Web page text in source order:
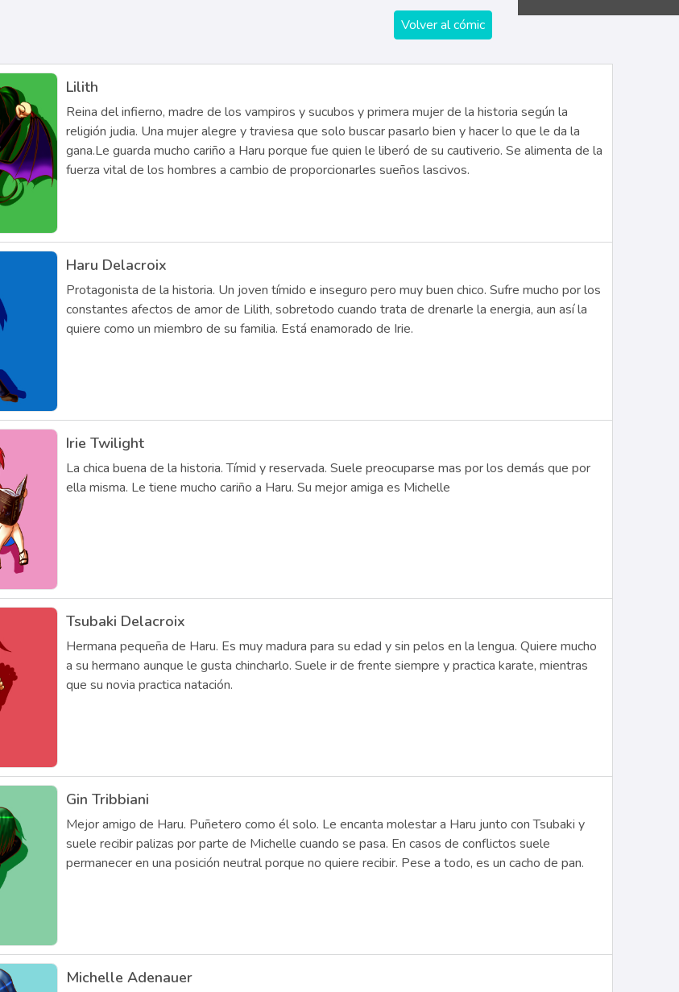
Volver al cómic
Lilith
Reina del infierno, madre de los vampiros y sucubos y primera mujer de la historia según la
religión judia. Una mujer alegre y traviesa que solo buscar pasarlo bien y hacer lo que le da la
gana.Le guarda mucho cariño a Haru porque fue quien le liberó de su cautiverio. Se alimenta de la
fuerza vital de los hombres a cambio de proporcionarles sueños lascivos.
Haru Delacroix
Protagonista de la historia. Un joven tímido e inseguro pero muy buen chico. Sufre mucho por los
constantes afectos de amor de Lilith, sobretodo cuando trata de drenarle la energia, aun así la
quiere como un miembro de su familia. Está enamorado de Irie.
Irie Twilight
La chica buena de la historia. Tímid y reservada. Suele preocuparse mas por los demás que por
ella misma. Le tiene mucho cariño a Haru. Su mejor amiga es Michelle
Tsubaki Delacroix
Hermana pequeña de Haru. Es muy madura para su edad y sin pelos en la lengua. Quiere mucho
a su hermano aunque le gusta chincharlo. Suele ir de frente siempre y practica karate, mientras
que su novia practica natación.
Gin Tribbiani
Mejor amigo de Haru. Puñetero como él solo. Le encanta molestar a Haru junto con Tsubaki y
suele recibir palizas por parte de Michelle cuando se pasa. En casos de conflictos suele
permanecer en una posición neutral porque no quiere recibir. Pese a todo, es un cacho de pan.
Michelle Adenauer